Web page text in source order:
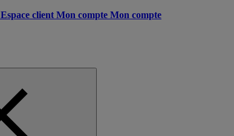
Espace client Mon compte Mon compte